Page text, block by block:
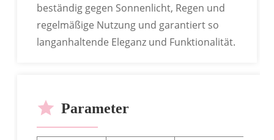
beständig gegen Sonnenlicht, Regen und
regelmäßige Nutzung und garantiert so
langanhaltende Eleganz und Funktionalität.
Parameter